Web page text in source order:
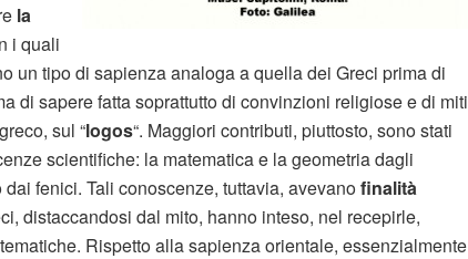
la
i quali
un tipo di sapienza analoga a quella dei Greci prima di
di sapere fatta soprattutto di convinzioni religiose e di miti
sul “logos“. Maggiori contributi, piuttosto, sono stati
scientifiche: la matematica e la geometria dagli
fenici. Tali conoscenze, tuttavia, avevanofinalità
distaccandosi dal mito, hanno inteso, nel recepirle,
Rispetto alla sapienza orientale, essenzialmente